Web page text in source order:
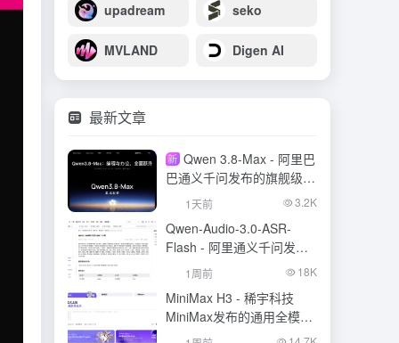
upadream seko
MVLAND Digen AI
最新文章
新 Qwen 3.8-Max - 阿里巴
巴通义千问发布的旗舰级大
模型1天前 3.2K
Qwen-Audio-3.0-ASR-
Flash - 阿里通义千问发布
的语音识别大模型
1周前 18K
MiniMax H3 - 稀宇科技
MiniMax发布的通用全模态
生成模型